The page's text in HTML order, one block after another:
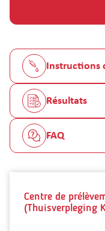
Instructions
Résultats
FAQ
Centre de
(Thuisverpleging